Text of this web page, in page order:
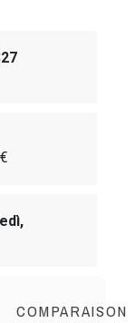
COMPARAISON